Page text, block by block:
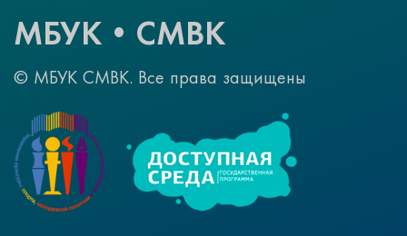
МБУК•СМВК
© МБУК СМВК. Все права защищены